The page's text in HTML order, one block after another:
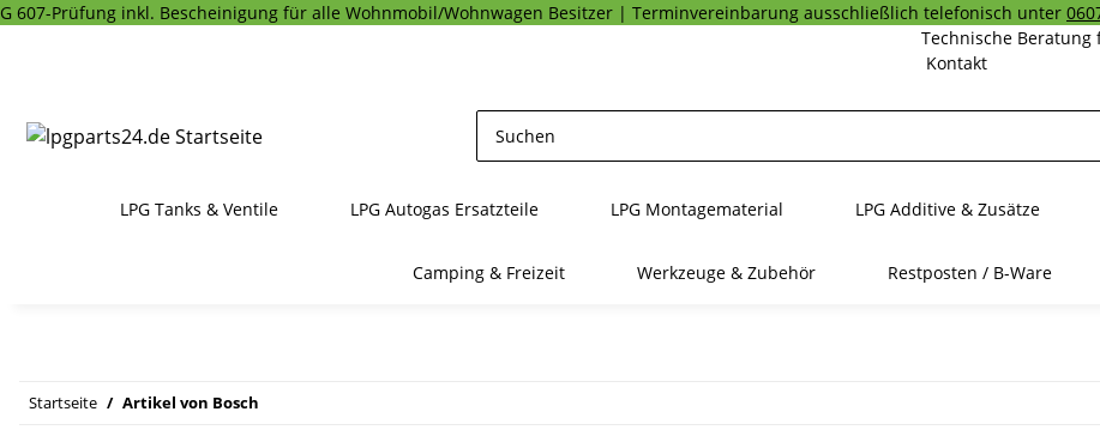
G 607-Prüfung inkl. Bescheinigung für alle Wohnmobil/Wohnwagen Besitzer | Terminvereinbarung ausschließlich telefonisch unter
Technische
Kontakt
LPG Tanks & Ventile LPG Autogas Ersatzteile LPG Montagematerial LPG Additive & Zusätze
Camping & Freizeit Werkzeuge & Zubehör Restposten / B-Ware
Startseite Artikel von Bosch